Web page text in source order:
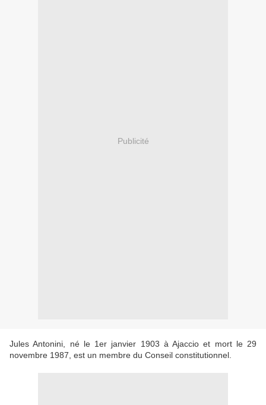
Publicité
Jules Antonini, né le 1er janvier 1903 à Ajaccio et mort le 29
novembre 1987, est un membre du Conseil constitutionnel.